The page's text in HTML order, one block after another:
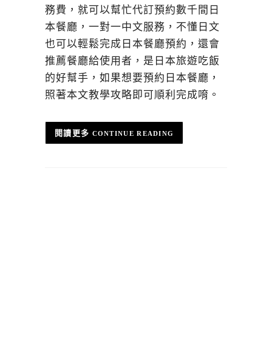
務費，就可以幫忙代訂預約數千間日
本餐廳，一對一中文服務，不懂日文
也可以輕鬆完成日本餐廳預約，還會
推薦餐廳給使用者，是日本旅遊吃飯
的好幫手，如果想要預約日本餐廳，
照著本文教學攻略即可順利完成唷。
CONTINUE READING